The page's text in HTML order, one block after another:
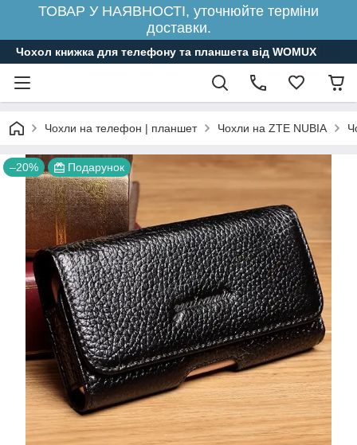
ТОВАР У НАЯВНОСТІ, уточнюйте терміни
доставки.
Чохол книжка для телефону та планшета від WOMUX
Чохли на телефон | планшет Чохли на ZTE NUBIA
–20% Подарунок